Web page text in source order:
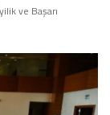
ve Başarı